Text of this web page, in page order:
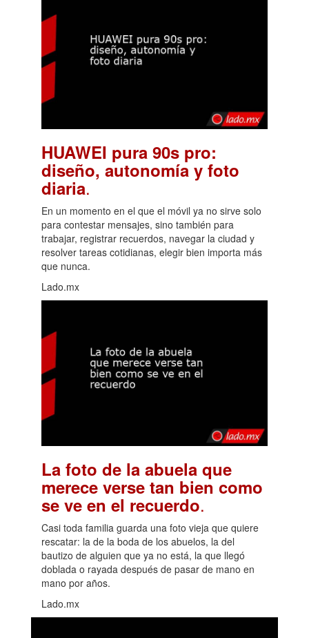
HUAWEI pura 90s pro:
diseño, autonomía y foto
diaria.
En un momento en el que el móvil ya no sirve solo
para contestar mensajes, sino también para
trabajar, registrar recuerdos, navegar la ciudad y
resolver tareas cotidianas, elegir bien importa más
que nunca.
Lado.mx
La foto de la abuela que
merece verse tan bien como
se ve en el recuerdo.
Casi toda familia guarda una foto vieja que quiere
rescatar: la de la boda de los abuelos, la del
bautizo de alguien que ya no está, la que llegó
doblada o rayada después de pasar de mano en
mano por años.
Lado.mx